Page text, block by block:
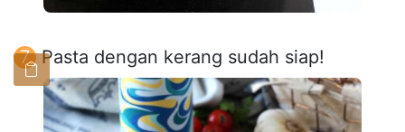
Pasta dengan kerang sudah siap!